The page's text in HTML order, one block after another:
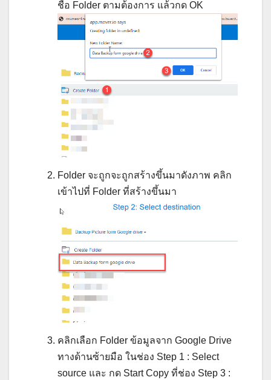
ชื่อ Folder ตามต้องการ แล้วกด OK
Folder จะถูกจะถูกสร้างขึ้นมาดังภาพ คลิก
เข้าไปที่ Folder ที่สร้างขึ้นมา
คลิกเลือก Folder ข้อมูลจาก Google Drive
ทางด้านซ้ายมือ ในช่อง Step 1 : Select
source และ กด Start Copy ที่ช่อง Step 3 :